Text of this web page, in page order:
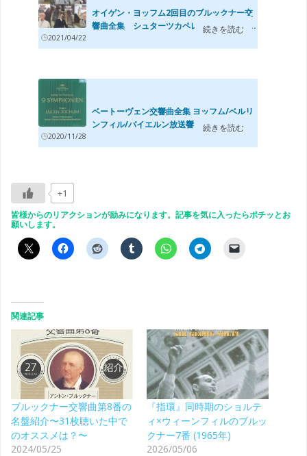
オイゲン・ヨッフム2回目のブルックナー交
響曲全集 シュターツカペレ・ドレスデン...
2021/04/22
続きを読む
ベートーヴェン交響曲全集 ヨッフム/ベルリ
ンフィル/バイエルン放送響(1952−61年)
2020/11/28
続きを読む
+1
皆様からのリアクションが励みになります。記事を気に入ったらポチッとお
願いします。
関連記事
ブルックナー交響曲第8番の
名盤紹介〜31枚聴いた中で
のオススメは？〜
2024/05/25
『指環』同時期のショルテ
ィ×ウィーンフィルのブルッ
クナー7番 (1965年)
2026/05/06